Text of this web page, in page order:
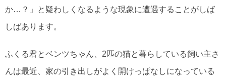
か…？」と疑わしくなるような現象に遭遇することがしば
しばあります。
ふくる君とベンツちゃん、2匹の猫と暮らしている飼い主さ
んは最近、家の引き出しがよく開けっぱなしになっている